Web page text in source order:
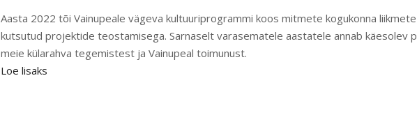
Aasta 2022 tõi Vainupeale vägeva kultuuriprogrammi koos mitmete kogukonna
kutsutud projektide teostamisega. Sarnaselt varasematele aastatele annab käesolev
meie külarahva tegemistest ja Vainupeal toimunust.
Loe lisaks